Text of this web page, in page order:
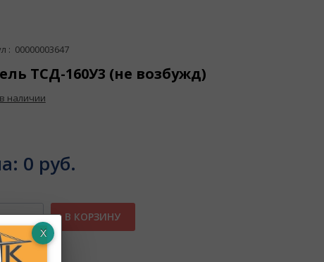
: 00000003647
ТСД-160У3 (не возбужд)
наличии
0 руб.
В КОРЗИНУ